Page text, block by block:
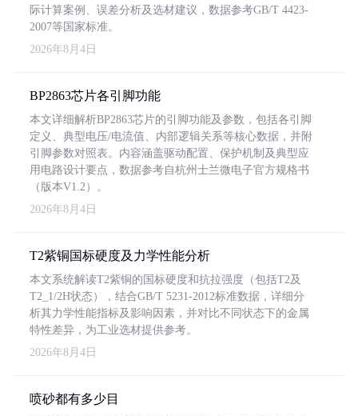
际计算案例、误差分析及选材建议，数据参考GB/T 4423-
2007等国家标准。
2026年8月4日
BP2863芯片各引脚功能
本文详细解析BP2863芯片的引脚功能及参数，包括各引脚
定义、典型电压/电流值、内部逻辑关系等核心数据，并附
引脚参数对照表。内容涵盖驱动配置、保护机制及典型应
用电路设计要点，数据参考自杭州士兰微电子官方规格书
（版本V1.2）。
2026年8月4日
T2紫铜国标硬度及力学性能分析
本文系统解读T2紫铜的国标硬度和抗拉强度（包括T2及
T2_1/2H状态），结合GB/T 5231-2012标准数据，详细分
析其力学性能指标及影响因素，并对比不同状态下的金属
特性差异，为工业选材提供参考。
2026年8月4日
喷砂都有多少目